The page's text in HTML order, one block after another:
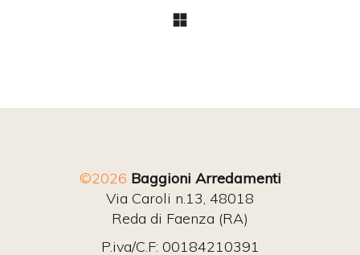
©2026 Baggioni Arredamenti
Via Caroli n.13, 48018
Reda di Faenza (RA)
P.iva/C.F: 00184210391